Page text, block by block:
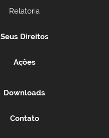
Relatoria
Seus Direitos
Ações
Downloads
Contato